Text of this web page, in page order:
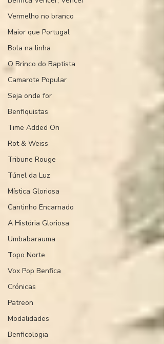
Vermelho no branco
Maior que Portugal
Bola na linha
O Brinco do Baptista
Camarote Popular
Seja onde for
Benfiquistas
Time Added On
Rot & Weiss
Tribune Rouge
Túnel da Luz
Mística Gloriosa
Cantinho Encarnado
A História Gloriosa
Umbabarauma
Topo Norte
Vox Pop Benfica
Crónicas
Patreon
Modalidades
Benficologia